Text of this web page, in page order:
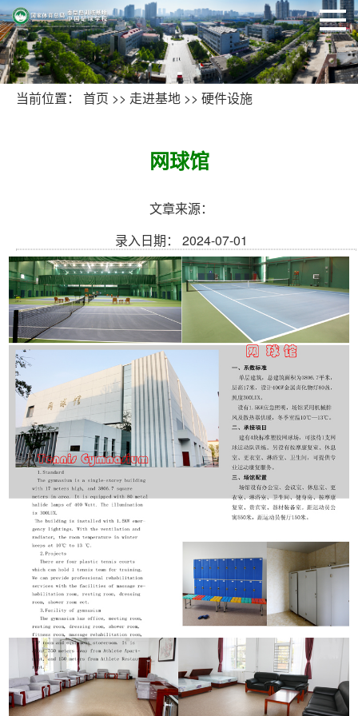
当前位置： 首页 >> 走进基地 >> 硬件设施
网球馆
文章来源：
录入日期： 2024-07-01